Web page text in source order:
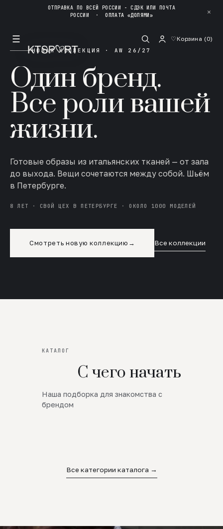
ОТПРАВКА ПО ВСЕЙ РОССИИ - СДЭК ИЛИ ПОЧТА
РОССИИ ·ОПЛАТА «ДОЛЯМИ» ✕
☰ ♡Корзина (0)
НОВАЯ КОЛЛЕКЦИЯ · AW 26/27
Один бренд.
Все роли вашей
жизни.
Готовые образы из итальянских тканей — от зала
до выхода. Вещи сочетаются между собой. Шьём
в Петербурге.
8 ЛЕТ · СВОЙ ЦЕХ В ПЕТЕРБУРГЕ · ОКОЛО 1000 МОДЕЛЕЙ
Смотреть новую коллекцию → Все коллекции
КАТАЛОГ
С чего начать
Наша подборка для знакомства с
брендом
Новинки
SALE
Все категории каталога →